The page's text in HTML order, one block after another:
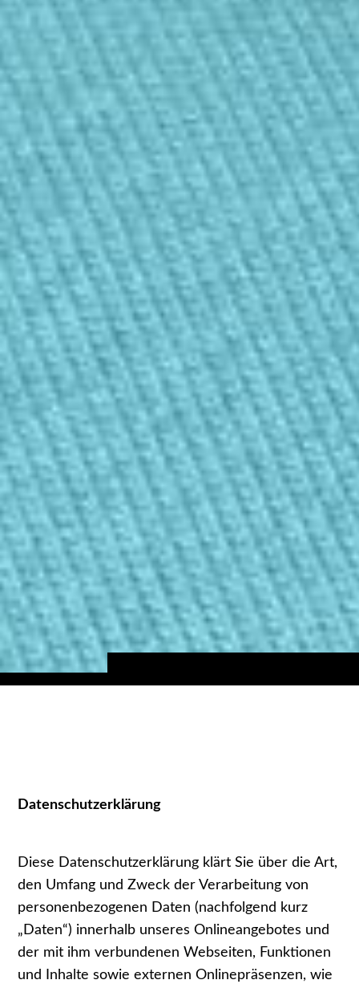
Datenschutzerklärung
Diese Datenschutzerklärung klärt Sie über die Art,
den Umfang und Zweck der Verarbeitung von
personenbezogenen Daten (nachfolgend kurz
„Daten“) innerhalb unseres Onlineangebotes und
der mit ihm verbundenen Webseiten, Funktionen
und Inhalte sowie externen Onlinepräsenzen, wie